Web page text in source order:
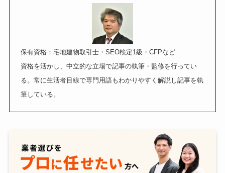
保有資格：宅地建物取引士・SEO検定1級・CFPなど
資格を活かし、中立的な立場で記事の執筆・監修を行ってい
る。常に生活者目線で専門用語もわかりやすく解説し記事を執
筆している。